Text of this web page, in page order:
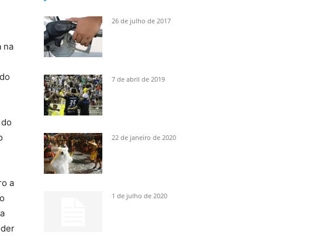
na
a
26 de julho de 2017
7 de abril de 2019
22 de janeiro de 2020
1 de julho de 2020